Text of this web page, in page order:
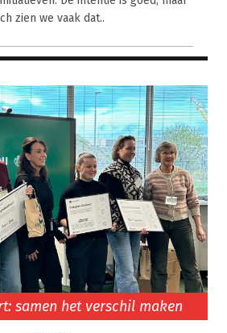
zien we vaak dat..
samen het verschil maken